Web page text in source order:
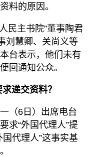
料的原因。
民主书院”董事陶君
刘慧卿、关尚义等
台表示，他们未有
回通知公众。
递交资料？
（6日）出席电台
求“外国代理人”提
代理人”这事实基